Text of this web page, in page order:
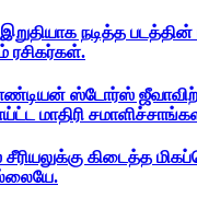
நடித்த படத்தின்
ரசிகர்கள்.
ஸ்டோர்ஸ்
மாதிரி
கிடைத்த